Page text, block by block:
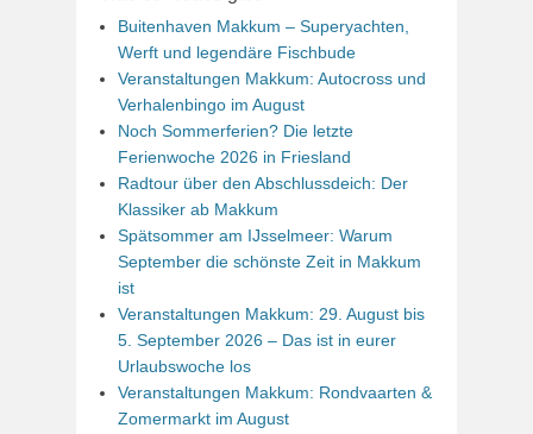
Buitenhaven Makkum – Superyachten,
Werft und legendäre Fischbude
Veranstaltungen Makkum: Autocross und
Verhalenbingo im August
Noch Sommerferien? Die letzte
Ferienwoche 2026 in Friesland
Radtour über den Abschlussdeich: Der
Klassiker ab Makkum
Spätsommer am IJsselmeer: Warum
September die schönste Zeit in Makkum
ist
Veranstaltungen Makkum: 29. August bis
5. September 2026 – Das ist in eurer
Urlaubswoche los
Veranstaltungen Makkum: Rondvaarten &
Zomermarkt im August